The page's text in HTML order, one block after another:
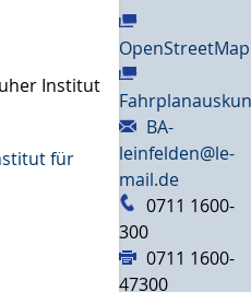
Institut
für
OpenStreetMap
BA-
leinfelden@le-
mail.de
0711 1600-
300
0711 1600-
47300